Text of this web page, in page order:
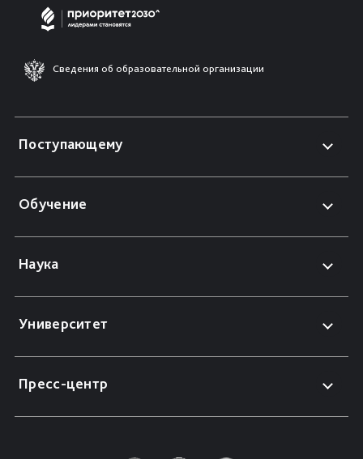
Сведения об образовательной организации
Поступающему
Обучение
Наука
Университет
Пресс-центр